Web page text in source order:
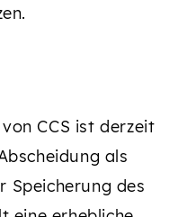
CCS ist derzeit
als
Speicherung des